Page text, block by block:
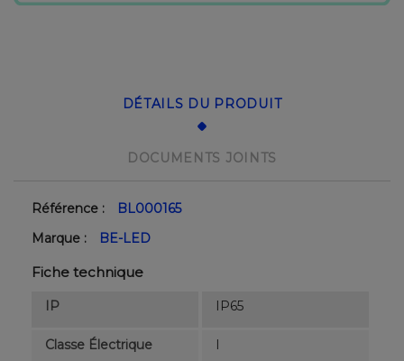
DÉTAILS DU PRODUIT
DOCUMENTS JOINTS
Référence :
BL000165
Marque :
BE-LED
Fiche technique
IP IP65
Classe Électrique I